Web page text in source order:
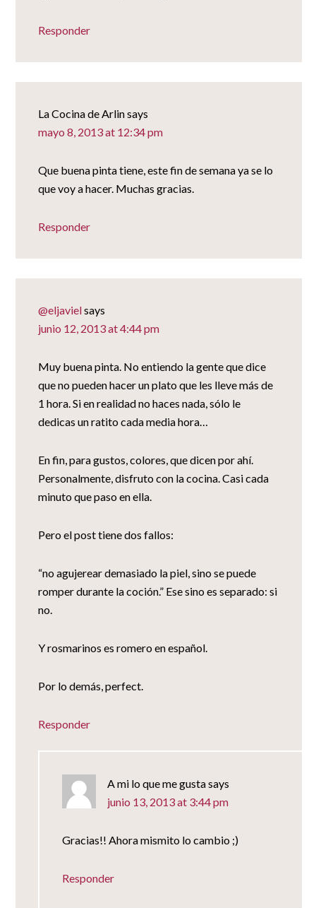
Responder
La Cocina de Arlinsays
mayo 8, 2013 at 12:34 pm
Que buena pinta tiene, este fin de semana ya se lo
que voy a hacer. Muchas gracias.
Responder
@eljavielsays
junio 12, 2013 at 4:44 pm
Muy buena pinta. No entiendo la gente que dice
que no pueden hacer un plato que les lleve más de
1 hora. Si en realidad no haces nada, sólo le
dedicas un ratito cada media hora…
En fin, para gustos, colores, que dicen por ahí.
Personalmente, disfruto con la cocina. Casi cada
minuto que paso en ella.
Pero el post tiene dos fallos:
“no agujerear demasiado la piel, sino se puede
romper durante la coción.” Ese sino es separado: si
no.
Y rosmarinos es romero en español.
Por lo demás, perfect.
Responder
A mi lo que me gustasays
junio 13, 2013 at 3:44 pm
Gracias!! Ahora mismito lo cambio ;)
Responder